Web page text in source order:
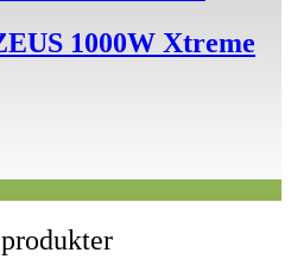
1000W Xtreme